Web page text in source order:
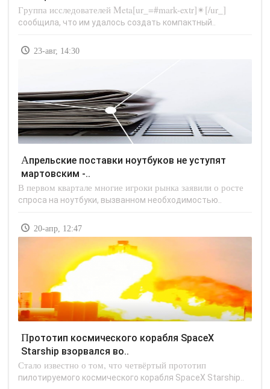
Группа исследователей Meta[ur_=#mark-extr]✴[/ur_]
сообщила, что им удалось создать компактный..
23-авг, 14:30
Апрельские поставки ноутбуков не уступят
мартовским -..
В первом квартале многие игроки рынка заявили о росте
спроса на ноутбуки, вызванном необходимостью..
20-апр, 12:47
Прототип космического корабля SpaceX
Starship взорвался во..
Стало известно о том, что четвёртый прототип
пилотируемого космического корабля SpaceX Starship..